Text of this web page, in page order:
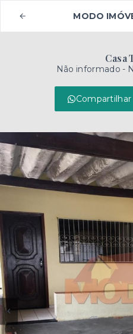
MODO
Casa
Não informado -
Compartilhar